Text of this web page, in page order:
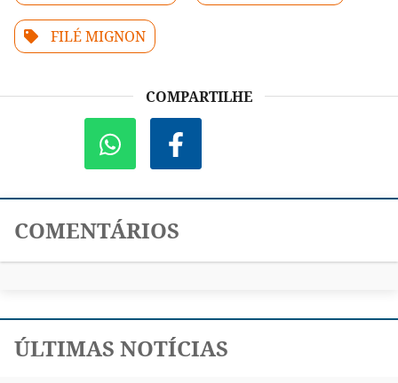
FILÉ MIGNON
COMPARTILHE
COMENTÁRIOS
ÚLTIMAS NOTÍCIAS